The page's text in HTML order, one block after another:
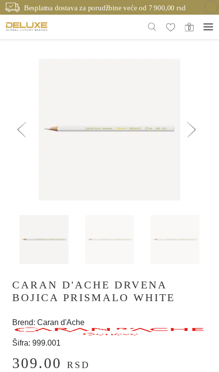
Besplatna dostava za porudžbine veće od 7 900,00 rsd
CARAN D'ACHE DRVENA
BOJICA PRISMALO WHITE
Brend: Caran d'Ache
Šifra: 999.001
309.00 RSD